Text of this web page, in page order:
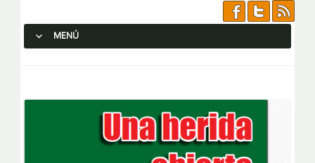
MENÚ